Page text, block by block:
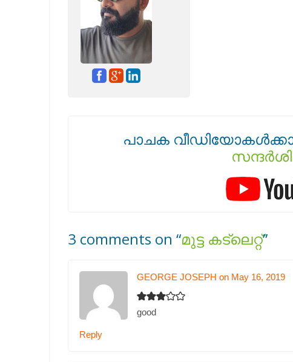
പാചക
3 comments on “മുട്ട കട്‌ലെറ്റ്‌”
GEORGE JOSEPH on May 16, 2019
good
Reply